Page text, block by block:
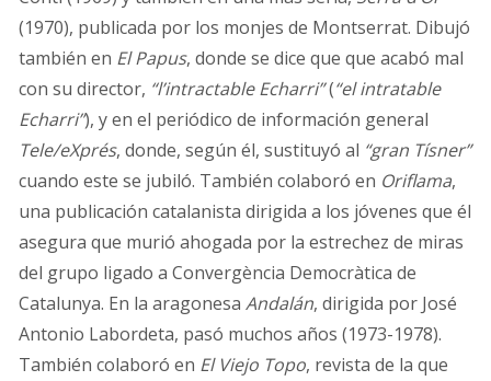
(1970), publicada por los monjes de Montserrat. Dibujó
también en El Papus, donde se dice que que acabó mal
con su director, “l’intractable Echarri”(“el intratable
Echarri”), y en el periódico de información general
Tele/eXprés, donde, según él, sustituyó al “gran Tísner”
cuando este se jubiló. También colaboró en Oriflama,
una publicación catalanista dirigida a los jóvenes que él
asegura que murió ahogada por la estrechez de miras
del grupo ligado a Convergència Democràtica de
Catalunya. En la aragonesa Andalán, dirigida por José
Antonio Labordeta, pasó muchos años (1973-1978).
También colaboró en El Viejo Topo, revista de la que